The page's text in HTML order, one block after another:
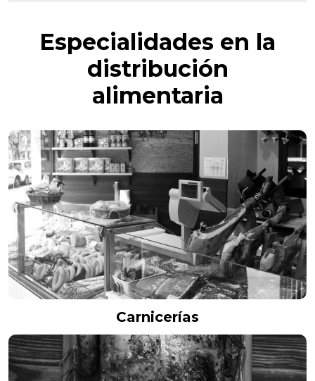
Especialidades en la
distribución
alimentaria
Carnicerías